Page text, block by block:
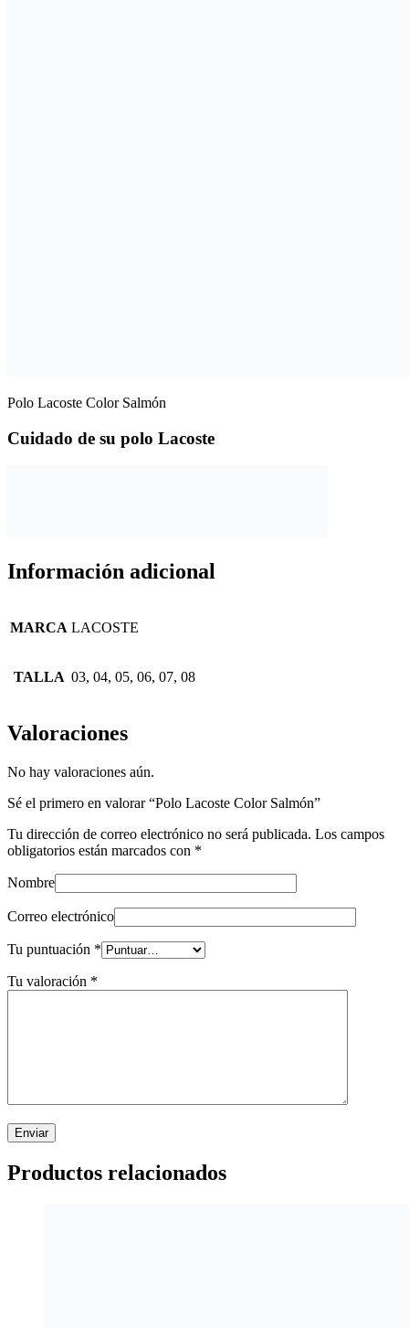
Polo Lacoste Color Salmón
Cuidado de su polo Lacoste
Información adicional
MARCA LACOSTE
TALLA 03, 04, 05, 06, 07, 08
Valoraciones
No hay valoraciones aún.
Sé el primero en valorar “Polo Lacoste Color Salmón”
Tu dirección de correo electrónico no será publicada. Los campos
obligatorios están marcados con *
Nombre
Correo electrónico
Tu puntuación *
Tu valoración *
Productos relacionados